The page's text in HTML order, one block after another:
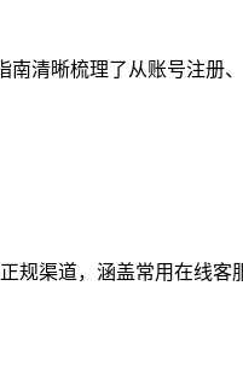
清晰梳理了从账号注册
规渠道，涵盖常用在线客